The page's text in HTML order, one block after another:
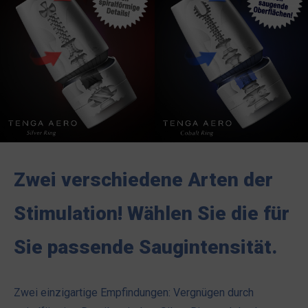
Zwei verschiedene Arten der
Stimulation! Wählen Sie die für
Sie passende Saugintensität.
Zwei einzigartige Empfindungen: Vergnügen durch